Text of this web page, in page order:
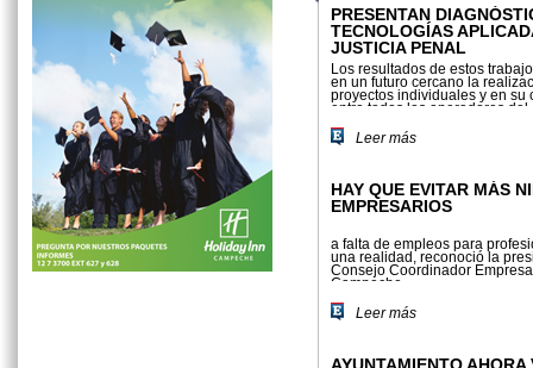
PRESENTAN
TECNOLOGÍAS
JUSTICIA PENAL
Los resultados de estos
en un futuro cercano la
proyectos individuales y en su
entre todos los operadores del
Leer más
HAY QUE EVITAR MÁS
EMPRESARIOS
a falta de empleos para
una realidad, reconoció la
Consejo Coordinador
Campeche.
Leer más